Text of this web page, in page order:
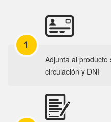
1
Adjunta al
circulación y DNI